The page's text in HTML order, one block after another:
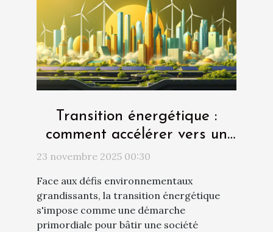
Transition énergétique :
comment accélérer vers un
futur durable ?
23 novembre 2025 00:30
Face aux défis environnementaux
grandissants, la transition énergétique
s'impose comme une démarche
primordiale pour bâtir une société